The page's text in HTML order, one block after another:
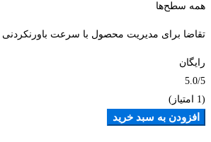
همه سطح‌ها
تقاضا برای مدیریت محصول با سرعت
رایگان
5.0/5
(1 امتیاز)
افزودن به سبد خرید